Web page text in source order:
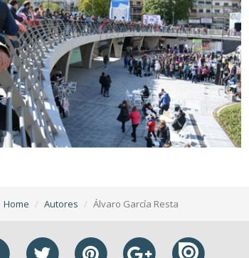
Home Autores Álvaro García Resta